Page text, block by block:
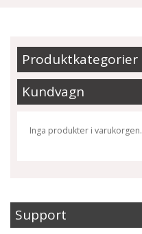
Produktkategorier
Kundvagn
Inga produkter i varukorgen.
Support